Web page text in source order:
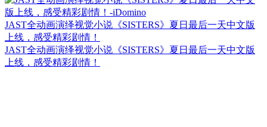
JAST全动画演绎视觉小说《SISTERS》夏日最后一天中文版
上线，感受精彩剧情！
JAST全动画演绎视觉小说《SISTERS》夏日最后一天中文版
上线，感受精彩剧情！